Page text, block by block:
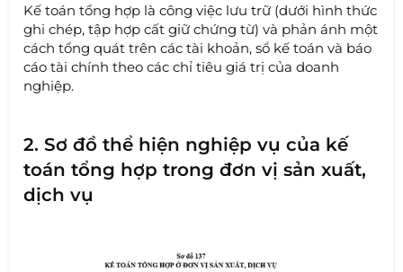
Kế toán tổng hợp là công việc lưu trữ (dưới hình thức
ghi chép, tập hợp cất giữ chứng từ) và phản ánh một
cách tổng quát trên các tài khoản, sổ kế toán và báo
cáo tài chính theo các chỉ tiêu giá trị của doanh
nghiệp.
2. Sơ đồ thể hiện nghiệp vụ của kế
toán tổng hợp trong đơn vị sản xuất,
dịch vụ